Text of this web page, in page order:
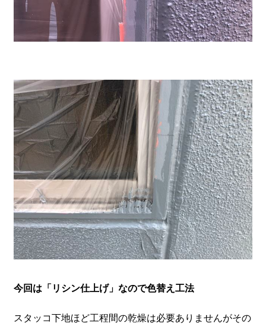
今回は「リシン仕上げ」なので色替え工法
スタッコ下地ほど工程間の乾燥は必要ありませんがその